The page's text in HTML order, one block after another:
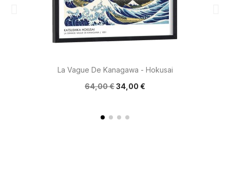
La Vague De Kanagawa - Hokusai
64,00 €34,00 €